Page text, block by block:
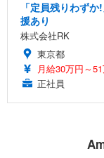
「定員残りわず
援あり
株式会社RK
東京都
月給30万円～
正社員